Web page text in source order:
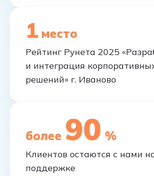
1 место
Рейтинг Рунета 2025
и интеграция
решений» г. Иваново
более 90 %
Клиентов остаются с нами
поддержке